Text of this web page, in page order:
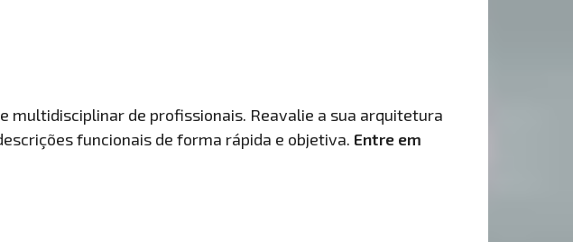
multidisciplinar de profissionais. Reavalie a sua arquitetura
funcionais de forma rápida e objetiva. Entre em